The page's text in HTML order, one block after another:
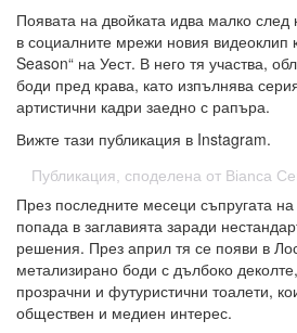
Появата на двойката идва малко след
в социалните мрежи новия видеоклип
Season“ на Уест. В него тя участва,
боди пред крава, като изпълнява
артистични кадри заедно с рапъра.
Вижте тази публикация в Instagram.
Публикация, споделена от Bianca
През последните месеци съпругата
попада в заглавията заради
решения. През април тя се появи в
метализирано боди с дълбоко
прозрачни и футуристични тоалети,
обществен и медиен интерес.